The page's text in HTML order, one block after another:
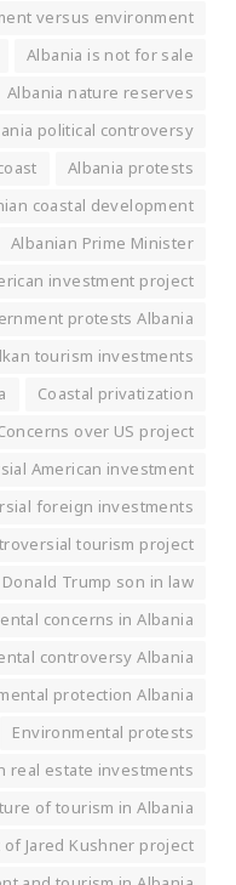
versus environment
Albania is not for sale
Albania nature reserves
political controversy
Albania protests
coastal development
Albanian Prime Minister
investment project
protests Albania
tourism investments
Coastal privatization
over US project
American investment
foreign investments
tourism project
Donald Trump son in law
concerns in Albania
controversy Albania
protection Albania
Environmental protests
real estate investments
of tourism in Albania
Jared Kushner project